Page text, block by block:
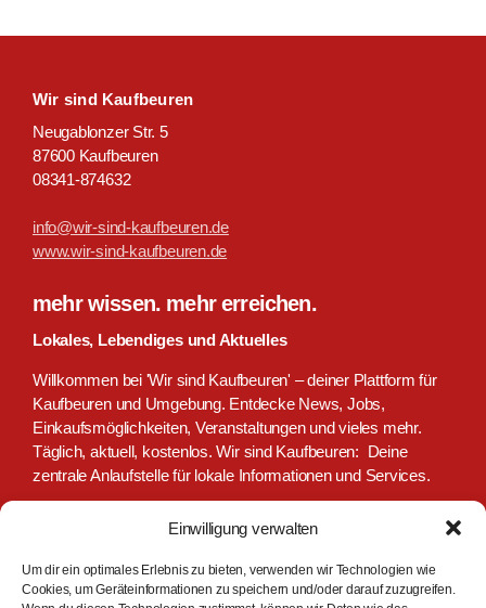
Einwilligung verwalten
Um dir ein optimales Erlebnis zu bieten, verwenden wir Technologien wie
Cookies, um Geräteinformationen zu speichern und/oder darauf zuzugreifen.
Wir sind Kaufbeuren
Neugablonzer Str. 5
87600 Kaufbeuren
08341-874632
info@wir-sind-kaufbeuren.de
www.wir-sind-kaufbeuren.de
mehr wissen. mehr erreichen.
Lokales, Lebendiges und Aktuelles
Willkommen bei 'Wir sind Kaufbeuren' – deiner Plattform für
Kaufbeuren und Umgebung. Entdecke News, Jobs,
Einkaufsmöglichkeiten, Veranstaltungen und vieles mehr.
Täglich, aktuell, kostenlos. Wir sind Kaufbeuren: Deine
zentrale Anlaufstelle für lokale Informationen und Services.